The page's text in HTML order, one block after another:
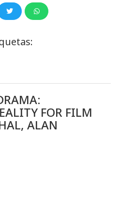
FOR FILM
ALAN